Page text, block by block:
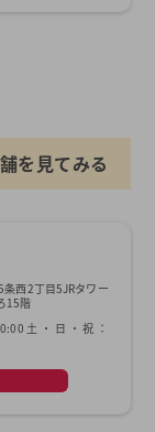
を見てみる
西2丁目5JRタワー
15階
土・日・祝：